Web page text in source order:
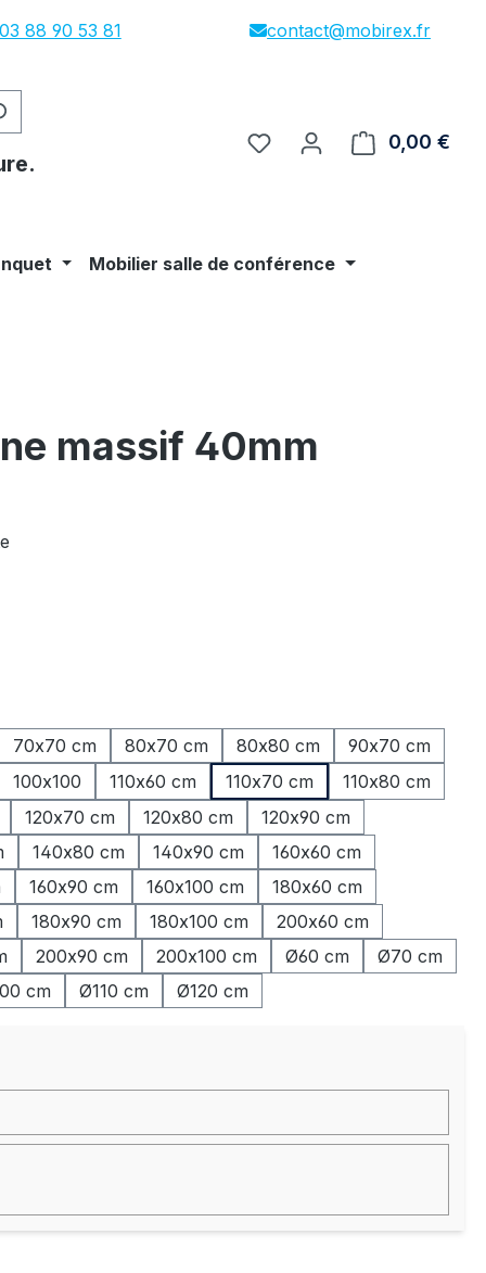
88 90 53 81 contact@mobirex.fr
0,00 €
Mobilier salle de conférence
massif 40mm
70x70 cm 80x70 cm 80x80 cm
90x70 cm
100x100
110x60 cm 110x70 cm
110x80 cm
120x70 cm
120x80 cm
120x90 cm
140x80 cm 140x90 cm
160x60 cm
160x90 cm 160x100 cm
180x60 cm
180x90 cm 180x100 cm
200x60 cm
200x90 cm 200x100 cm Ø60 cm
Ø70 cm
cm
Ø110 cm Ø120 cm